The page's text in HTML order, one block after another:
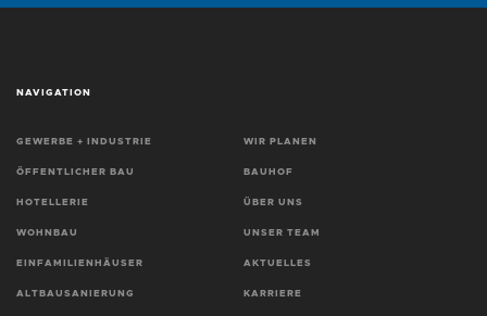
NAVIGATION
GEWERBE + INDUSTRIE
ÖFFENTLICHER BAU
HOTELLERIE
WOHNBAU
EINFAMILIENHÄUSER
ALTBAUSANIERUNG
WIR PLANEN
BAUHOF
ÜBER UNS
UNSER TEAM
AKTUELLES
KARRIERE